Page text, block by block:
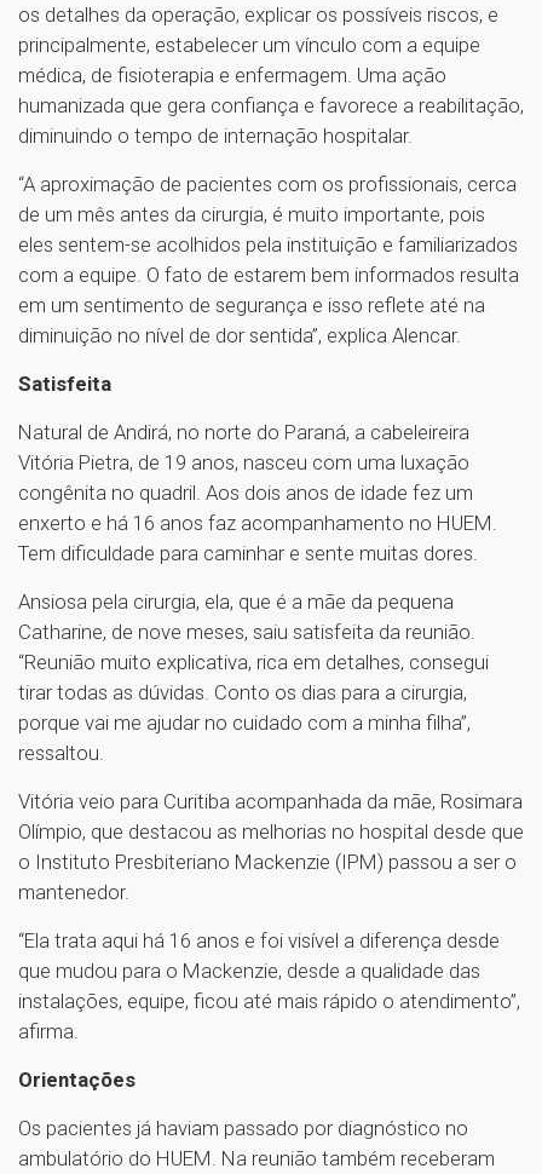
os detalhes da operação, explicar os possíveis riscos, e
principalmente, estabelecer um vínculo com a equipe
médica, de fisioterapia e enfermagem. Uma ação
humanizada que gera confiança e favorece a reabilitação,
diminuindo o tempo de internação hospitalar.
“A aproximação de pacientes com os profissionais, cerca
de um mês antes da cirurgia, é muito importante, pois
eles sentem-se acolhidos pela instituição e familiarizados
com a equipe. O fato de estarem bem informados resulta
em um sentimento de segurança e isso reflete até na
diminuição no nível de dor sentida”, explica Alencar.
Satisfeita
Natural de Andirá, no norte do Paraná, a cabeleireira
Vitória Pietra, de 19 anos, nasceu com uma luxação
congênita no quadril. Aos dois anos de idade fez um
enxerto e há 16 anos faz acompanhamento no HUEM.
Tem dificuldade para caminhar e sente muitas dores.
Ansiosa pela cirurgia, ela, que é a mãe da pequena
Catharine, de nove meses, saiu satisfeita da reunião.
“Reunião muito explicativa, rica em detalhes, consegui
tirar todas as dúvidas. Conto os dias para a cirurgia,
porque vai me ajudar no cuidado com a minha filha”,
ressaltou.
Vitória veio para Curitiba acompanhada da mãe, Rosimara
Olímpio, que destacou as melhorias no hospital desde que
o Instituto Presbiteriano Mackenzie (IPM) passou a ser o
mantenedor.
“Ela trata aqui há 16 anos e foi visível a diferença desde
que mudou para o Mackenzie, desde a qualidade das
instalações, equipe, ficou até mais rápido o atendimento”,
afirma.
Orientações
Os pacientes já haviam passado por diagnóstico no
ambulatório do HUEM. Na reunião também receberam